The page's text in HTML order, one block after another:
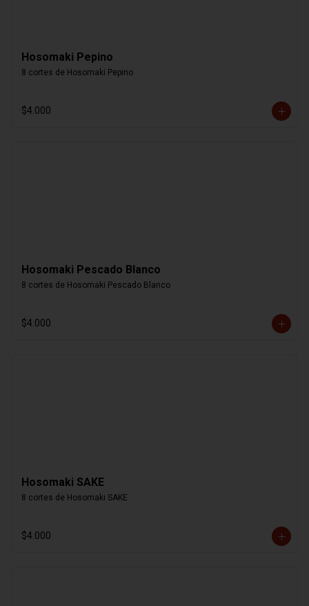
Hosomaki Pepino
8 cortes de Hosomaki Pepino
$4.000
Hosomaki Pescado Blanco
8 cortes de Hosomaki Pescado Blanco
$4.000
Hosomaki SAKE
8 cortes de Hosomaki SAKE
$4.000